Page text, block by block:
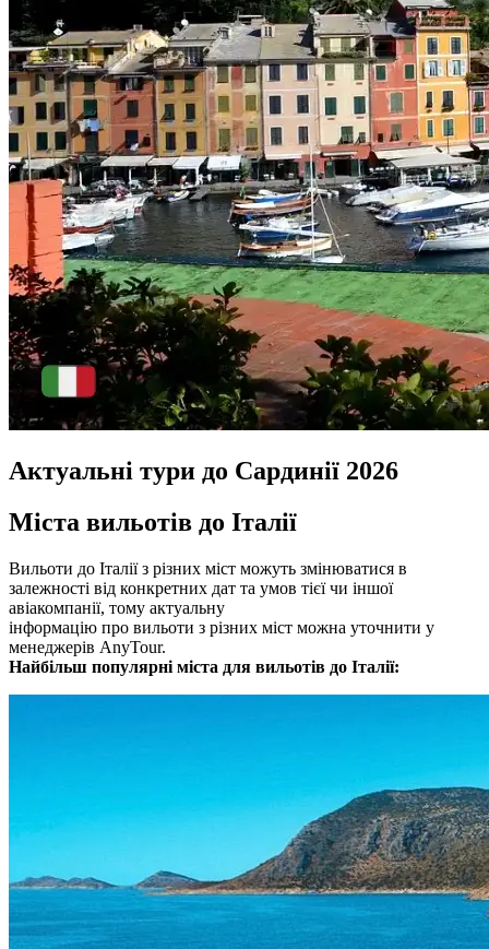
Актуальні тури до Сардинії 2026
Міста вильотів до Італії
Вильоти до Італії з різних міст можуть змінюватися в
залежності від конкретних дат та умов тієї чи іншої
авіакомпанії, тому актуальну
інформацію про вильоти з різних міст можна уточнити у
менеджерів AnyTour.
Найбільш популярні міста для вильотів до Італії: